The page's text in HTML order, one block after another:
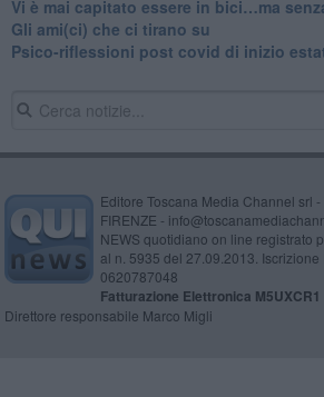
​Vi è mai capitato essere in bici…ma
​Gli ami(ci) che ci tirano su
Psico-riflessioni post covid di inizio
Editore Toscana Media Channel srl
FIRENZE -
NEWS quotidiano on line registrato
al n. 5935 del 27.09.2013. Iscrizione
0620787048
Fatturazione Elettronica M5UXCR1
Direttore responsabile Marco Migli